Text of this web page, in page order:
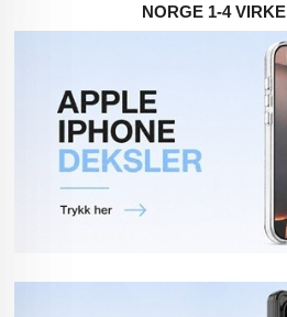
NORGE 1-4